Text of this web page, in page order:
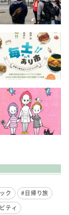
ク
#日帰り旅
ティ